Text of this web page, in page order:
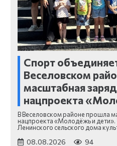
Спорт
Веселовском
масштабная
нацпроекта
В Веселовском районе прошла
нацпроекта «Молодёжь и дети».
Ленинского сельского дома
08.08.2026 94